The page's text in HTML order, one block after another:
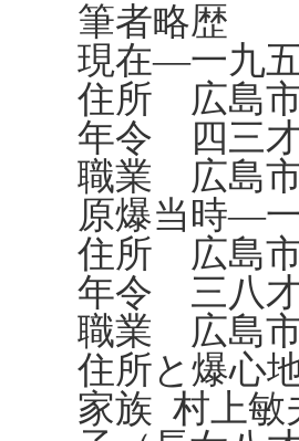
筆者略歴
現在―一九
住所 広島
年令 四三
職業 広島
原爆当時―
住所 広島
年令 三八
職業 広島市
住所と爆心
家族 村上